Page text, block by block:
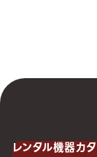
レンタル機器カ